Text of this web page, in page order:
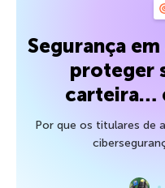
Segurança
proteger
carteira…
Por que os titulares de